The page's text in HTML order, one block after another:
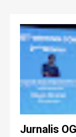
Jurnalis